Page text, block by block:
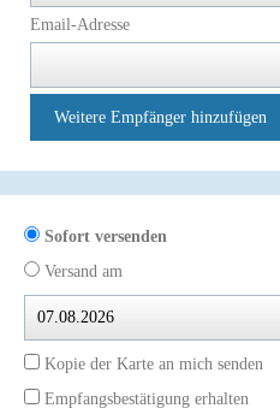
Email-Adresse
Weitere Empfänger hinzufügen
Sofort versenden
Versand am
Kopie der Karte an mich senden
Empfangsbestätigung erhalten